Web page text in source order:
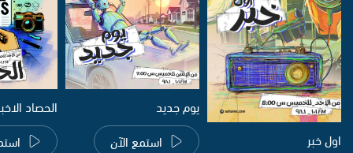
اول خبر
يوم جديد
استمع الآن
الحصاد